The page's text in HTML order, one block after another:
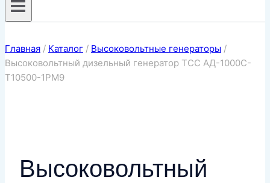
Главная / Каталог / Высоковольтные генераторы /
Высоковольтный дизельный генератор ТСС АД-1000С-
Т10500-1РМ9
Высоковольтный